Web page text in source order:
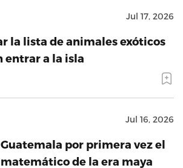
Jul 17, 2026
la lista de animales exóticos
entrar a la isla
Jul 16, 2026
por primera vez el
de la era maya